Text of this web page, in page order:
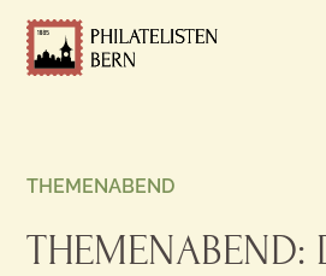
THEMENABEND
THEMENABEND: